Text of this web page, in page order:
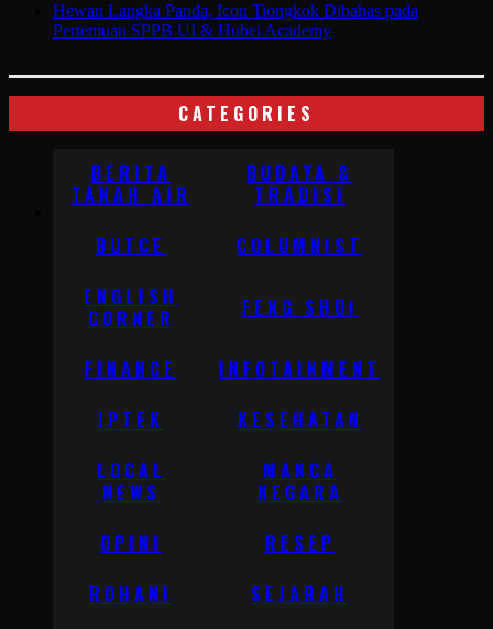
Hewan Langka Panda, Icon Tiongkok Dibahas pada
Pertemuan SPPB UI & Hubei Academy
CATEGORIES
BERITA
TANAH AIR
BUDAYA &
TRADISI
BUTCE
COLUMNIST
ENGLISH
CORNER
FENG SHUI
FINANCE
INFOTAINMENT
IPTEK
KESEHATAN
LOCAL
NEWS
MANCA
NEGARA
OPINI
RESEP
ROHANI
SEJARAH